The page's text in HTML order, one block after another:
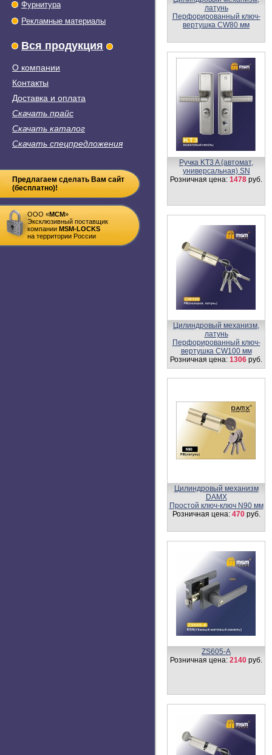
Фурнитура
Рекламные материалы
Вся продукция
О компании
Контакты
Доставка и оплата
Скачать прайс
Скачать каталог
Скачать спецпредложения
Предлагаем сделать Вам сайт
(бесплатно)!
ООО «MСM»
Эксклюзивный поставщик
компании MSM-LOCKS
на территории России
DAMX
Перфорированный ключ-
ключ C60 мм
Цилиндровый механизм
DAMX
Простой ключ-ключ N70 мм
Цилиндровый механизм
DAMX
Перфорированные ключ-
ключ C80 мм
Розничная цена:462руб.
Цилиндровый механизм,
латунь
Перфорированный ключ-
вертушка CW100 мм
Цилиндровый механизм,
латунь